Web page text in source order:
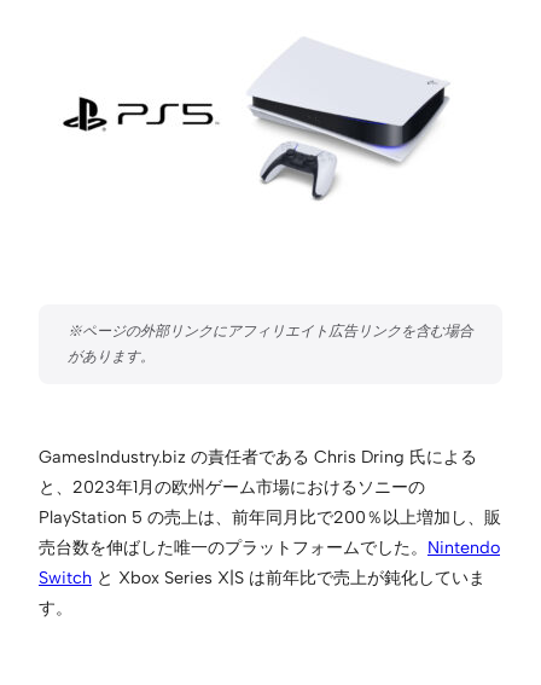
GamesIndustry.biz の責任者である Chris Dring 氏による
と、2023年1月の欧州ゲーム市場におけるソニーの
PlayStation 5 の売上は、前年同月比で200％以上増加し、販
売台数を伸ばした唯一のプラットフォームでした。 Nintendo
Switch と Xbox Series X|S は前年比で売上が鈍化していま
す。